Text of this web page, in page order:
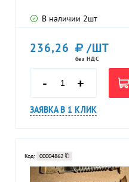
В наличии 2шт
236,26 /ШТ
без НДС
- +
ЗАЯВКА В 1 КЛИК
Код: 00004862